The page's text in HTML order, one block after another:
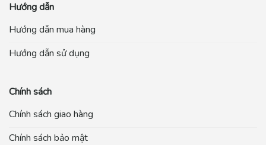
Hướng dẫn
Hướng dẫn mua hàng
Hướng dẫn sử dụng
Chính sách
Chính sách giao hàng
Chính sách bảo mật